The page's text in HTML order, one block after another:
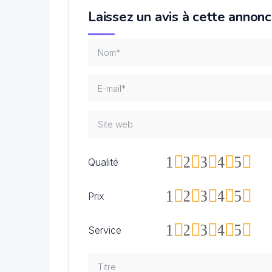
Laissez un avis à cette
Qualité 5
4
3
2
1
Prix 5
4
3
2
1
Service 5
4
3
2
1